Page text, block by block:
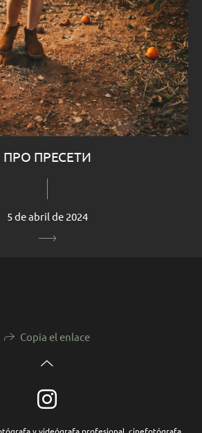
ПРО ПРЕСЕТИ
5 de abril de 2024
Copia el enlace
y videógrafa profesional, cinefotógrafa